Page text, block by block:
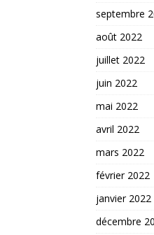
septembre
août 2022
juillet 2022
juin 2022
mai 2022
avril 2022
mars 2022
février 2022
janvier 2022
décembre